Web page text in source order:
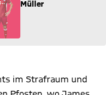
Müller
im Strafraum und